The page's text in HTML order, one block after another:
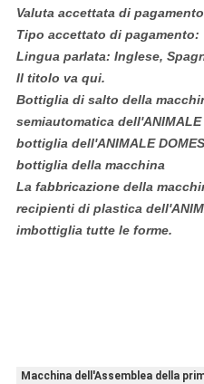
Valuta accettata di
Tipo accettato di pagamento:
Lingua parlata: Inglese,
Il titolo va qui.
Bottiglia di salto della
semiautomatica dell'ANIMALE
bottiglia dell'ANIMALE
bottiglia della macchina
La fabbricazione della
recipienti di plastica
imbottiglia tutte le forme.
Macchina dell'Assemblea della